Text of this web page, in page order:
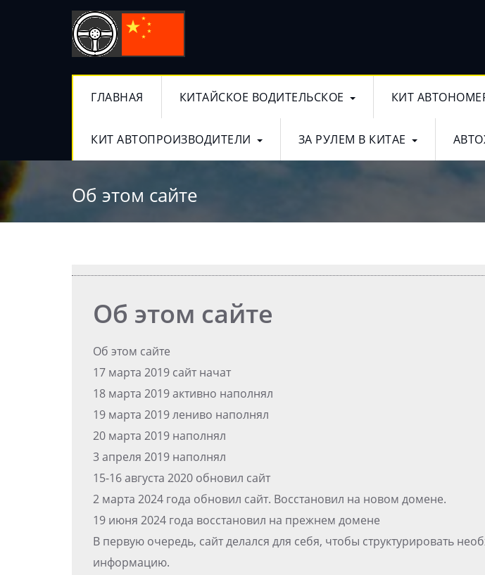
ГЛАВНАЯ КИТАЙСКОЕ ВОДИТЕЛЬСКОЕ КИТ
КИТ АВТОПРОИЗВОДИТЕЛИ ЗА РУЛЕМ В КИТАЕ
Об этом сайте
Об этом сайте
Об этом сайте
17 марта 2019 сайт начат
18 марта 2019 активно наполнял
19 марта 2019 лениво наполнял
20 марта 2019 наполнял
3 апреля 2019 наполнял
15-16 августа 2020 обновил сайт
2 марта 2024 года обновил сайт. Восстановил на новом домене.
19 июня 2024 года восстановил на прежнем домене
В первую очередь, сайт делался для себя, чтобы структурировать
информацию.